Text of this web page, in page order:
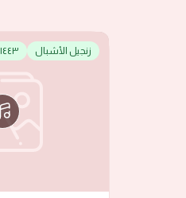
زنجيل الأشبال ١٤٤٣ هـ